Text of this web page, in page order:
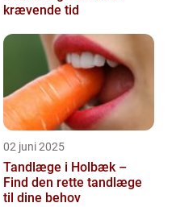
krævende tid
02 juni 2025
Tandlæge i Holbæk –
Find den rette tandlæge
til dine behov